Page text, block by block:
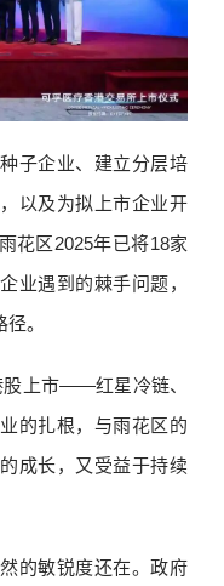
子企业、建立分层培
以及为拟上市企业开
花区2025年已将18家
业遇到的棘手问题，
。
股上市——红星冷链、
的扎根，与雨花区的
成长，又受益于持续
的敏锐度还在。政府